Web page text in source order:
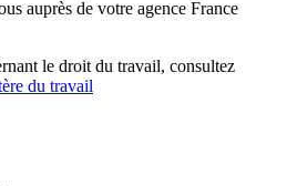
auprès de votre agence France
le droit du travail, consultez
du travail